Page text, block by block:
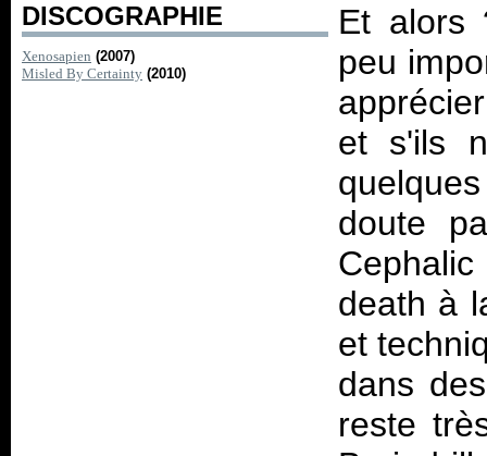
DISCOGRAPHIE
Xenosapien (2007)
Misled By Certainty (2010)
Et alors
peu
et s'ils
doute
death à
et
dans
reste